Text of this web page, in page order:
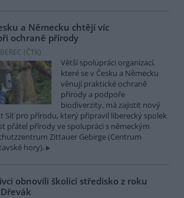
a Německu chtějí víc
ochraně přírody
(ČTK)
Větší spolupráci organizací,
které se v Česku a Německu
věnují praktické ochraně
přírody a podpoře
biodiverzity, má zajistit nový
Síť pro přírodu, který připravil liberecký spolek
přátel přírody ve spolupráci s německým
Zittauer Gebirge (Centrum
hory).
obnovili školicí středisko z roku